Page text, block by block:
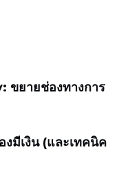
ขยายช่องทางการ
มีเงิน (และเทคนิค